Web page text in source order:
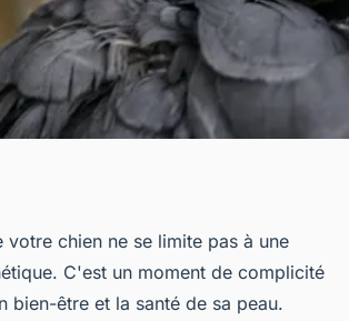
pour un brossage
votre chien
votre chien ne se limite pas à une
C'est un moment de complicité
bien-être et la santé de sa peau.